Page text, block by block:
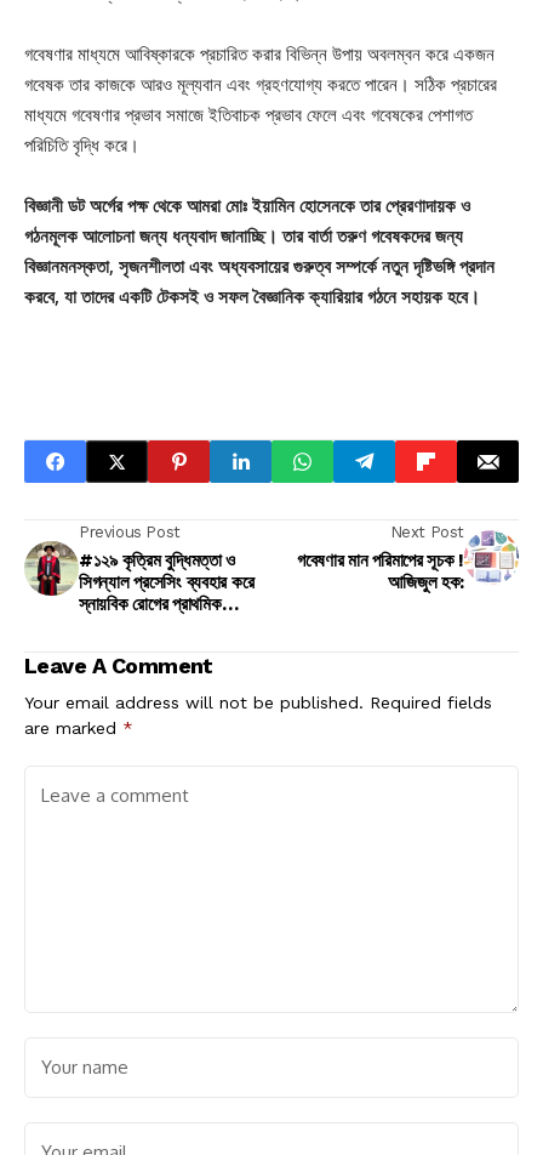
গবেষণার মাধ্যমে আবিষ্কারকে প্রচারিত করার বিভিন্ন উপায় অবলম্বন করে একজন
গবেষক তার কাজকে আরও মূল্যবান এবং গ্রহণযোগ্য করতে পারেন। সঠিক প্রচারের
মাধ্যমে গবেষণার প্রভাব সমাজে ইতিবাচক প্রভাব ফেলে এবং গবেষকের পেশাগত
পরিচিতি বৃদ্ধি করে।
বিজ্ঞানী ডট অর্গের পক্ষ থেকে আমরা মোঃ ইয়ামিন হোসেনকে তার প্রেরণাদায়ক ও
গঠনমূলক আলোচনা জন্য ধন্যবাদ জানাচ্ছি। তার বার্তা তরুণ গবেষকদের জন্য
বিজ্ঞানমনস্কতা, সৃজনশীলতা এবং অধ্যবসায়ের গুরুত্ব সম্পর্কে নতুন দৃষ্টিভঙ্গি প্রদান
করবে, যা তাদের একটি টেকসই ও সফল বৈজ্ঞানিক ক্যারিয়ার গঠনে সহায়ক হবে।
Previous Post
#১২৯ কৃত্রিম বুদ্ধিমত্তা ও
সিগন্যাল প্রসেসিং ব্যবহার করে
স্নায়বিক রোগের প্রাথমিক
Next Post
গবেষণার মান পরিমাপের সূচক !
আজিজুল হক:
Leave A Comment
Your email address will not be published. Required fields
are marked *